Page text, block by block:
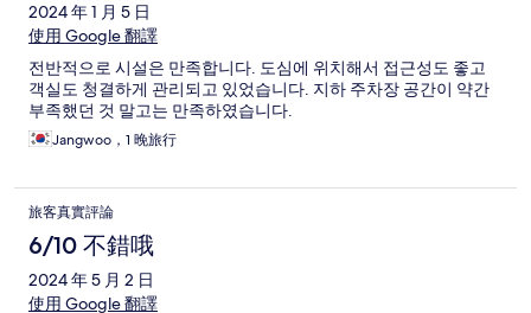
2024 年 1 月 5 日
使用 Google 翻譯
전반적으로 시설은 만족합니다. 도심에 위치해서 접근성도 좋고
객실도 청결하게 관리되고 있었습니다. 지하 주차장 공간이 약간
부족했던 것 말고는 만족하였습니다.
Jangwoo，1 晚旅行
旅客真實評論
6/10 不錯哦
2024 年 5 月 2 日
使用 Google 翻譯